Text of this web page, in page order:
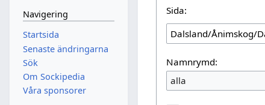
Sida:
Namnrymd:
alla
Navigering
Startsida
Senaste ändringarna
Sök
Om Sockipedia
Våra sponsorer